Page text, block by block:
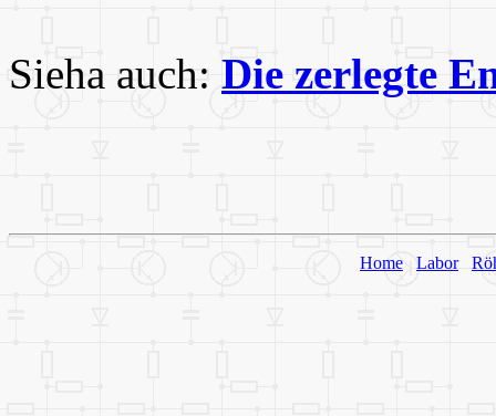
Sieha auch: Die zerlegte
Home Labor